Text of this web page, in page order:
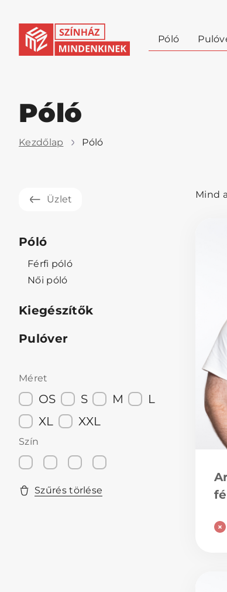
Póló
Póló
Kezdőlap Póló
Üzlet
Póló
Férfi póló
Női póló
Kiegészítők
Pulóver
Méret
OS S M
L
XL
XXL
Szín
Szűrés törlése
Mind